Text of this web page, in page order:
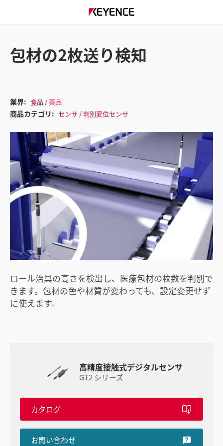
包材の2枚送り検知
業界: 食品 / 薬品
商品カテゴリ: センサ / 判別変位センサ
ロール治具の高さを検出し、医療包材の枚数を判別で
きます。包材の色や材質が変わっても、設定変更せず
に使えます。
高精度接触式デジタルセンサ
GT2 シリーズ
カタログ
お問い合わせ